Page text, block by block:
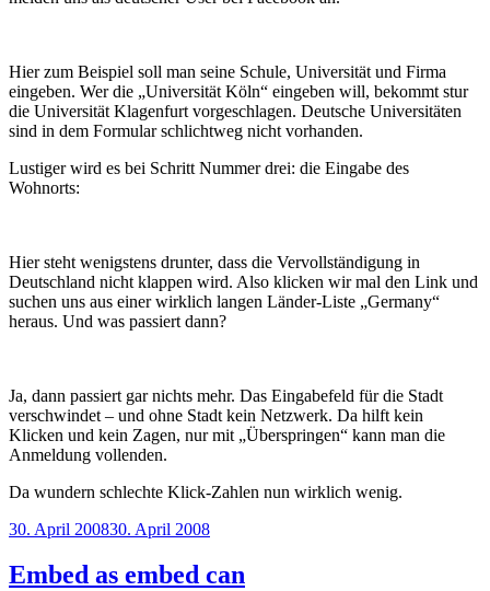
Hier zum Beispiel soll man seine Schule, Universität und Firma
eingeben. Wer die „Universität Köln“ eingeben will, bekommt stur
die Universität Klagenfurt vorgeschlagen. Deutsche Universitäten
sind in dem Formular schlichtweg nicht vorhanden.
Lustiger wird es bei Schritt Nummer drei: die Eingabe des
Wohnorts:
Hier steht wenigstens drunter, dass die Vervollständigung in
Deutschland nicht klappen wird. Also klicken wir mal den Link und
suchen uns aus einer wirklich langen Länder-Liste „Germany“
heraus. Und was passiert dann?
Ja, dann passiert gar nichts mehr. Das Eingabefeld für die Stadt
verschwindet – und ohne Stadt kein Netzwerk. Da hilft kein
Klicken und kein Zagen, nur mit „Überspringen“ kann man die
Anmeldung vollenden.
Da wundern schlechte Klick-Zahlen nun wirklich wenig.
Veröffentlicht
30. April 200830. April 2008
Embed as embed can